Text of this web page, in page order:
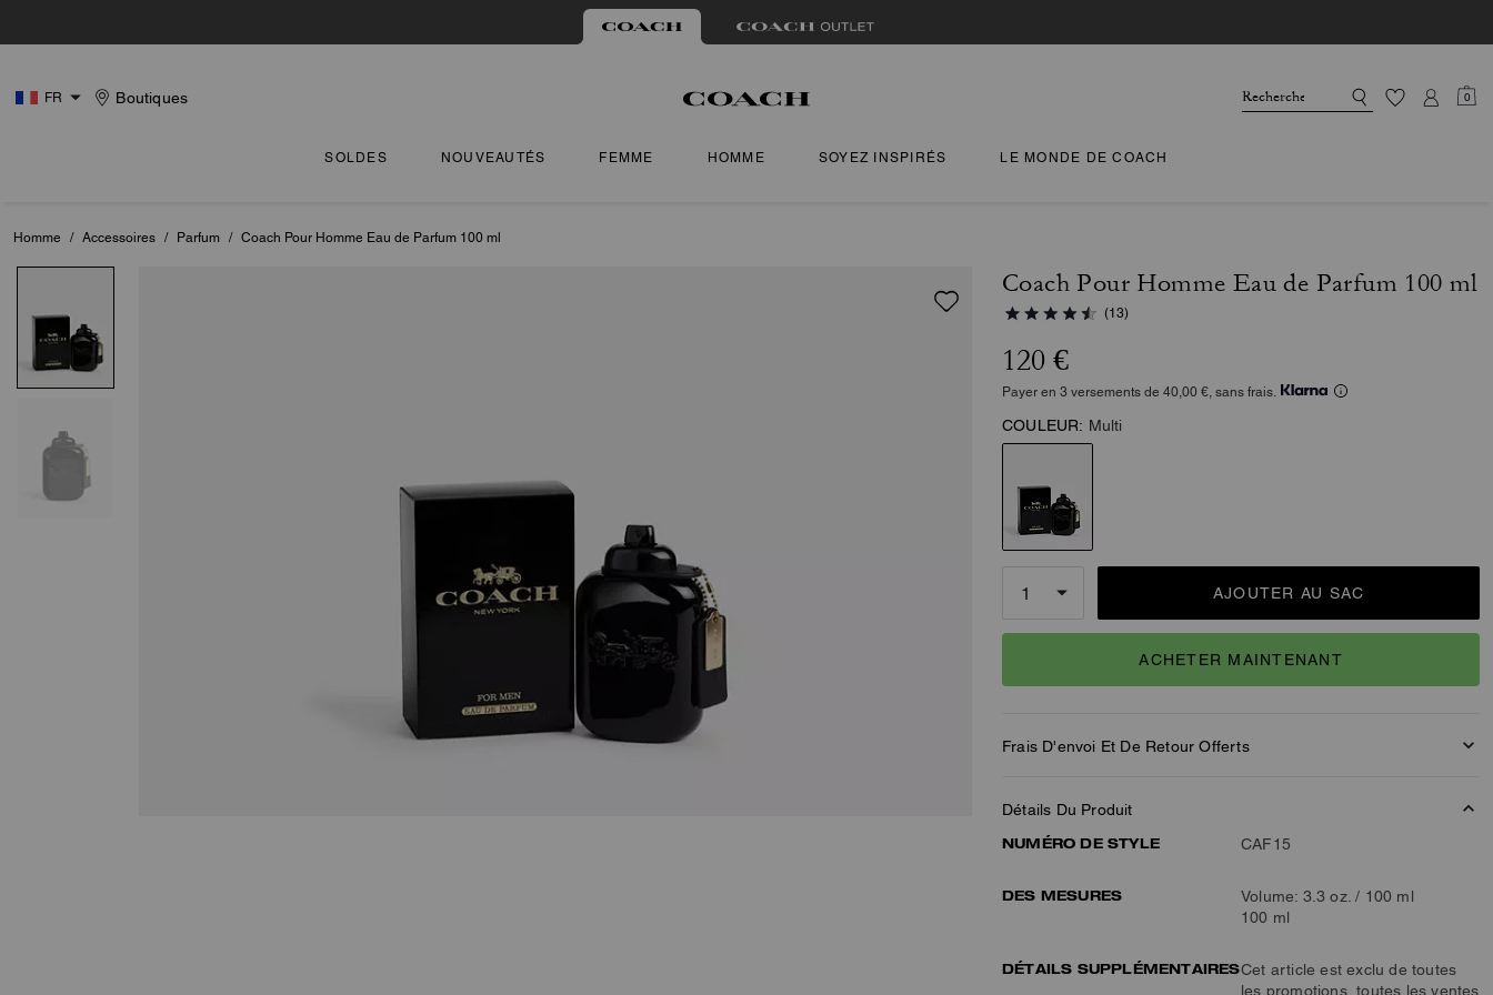
FR Boutiques 0
SOLDES NOUVEAUTÉS FEMME HOMME SOYEZ INSPIRÉS LE MONDE DE COACH
Homme / Accessoires / Parfum / Coach Pour Homme Eau de Parfum 100 ml
Coach Pour Homme Eau de Parfum 100 ml
(13)
120 €
Payer en 3 versements de 40,00 €, sans frais.
COULEUR: Multi
AJOUTER AU SAC
ACHETER MAINTENANT
Frais D'envoi Et De Retour Offerts
Détails Du Produit
NUMÉRO DE STYLE
CAF15
DES MESURES
Volume: 3.3 oz. / 100 ml
100 ml
DÉTAILS SUPPLÉMENTAIRESCet article est exclu de toutes
les promotions, toutes les ventes